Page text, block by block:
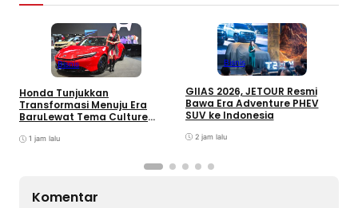
Bisnis
Honda Tunjukkan
Transformasi Menuju Era
BaruLewat Tema Culture
1 jam lalu
Bisnis
GIIAS 2026, JETOUR Resmi
Bawa Era Adventure PHEV
SUV ke Indonesia
2 jam lalu
Komentar